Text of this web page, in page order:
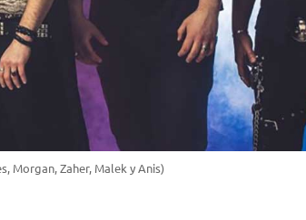
Morgan, Zaher, Malek y Anis)